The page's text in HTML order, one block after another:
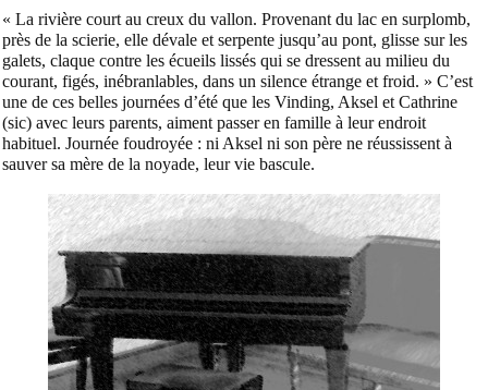
« La rivière court au creux du vallon. Provenant du lac en surplomb,
près de la scierie, elle dévale et serpente jusqu’au pont, glisse sur les
galets, claque contre les écueils lissés qui se dressent au milieu du
courant, figés, inébranlables, dans un silence étrange et froid. » C’est
une de ces belles journées d’été que les Vinding, Aksel et Cathrine
(sic) avec leurs parents, aiment passer en famille à leur endroit
habituel. Journée foudroyée : ni Aksel ni son père ne réussissent à
sauver sa mère de la noyade, leur vie bascule.